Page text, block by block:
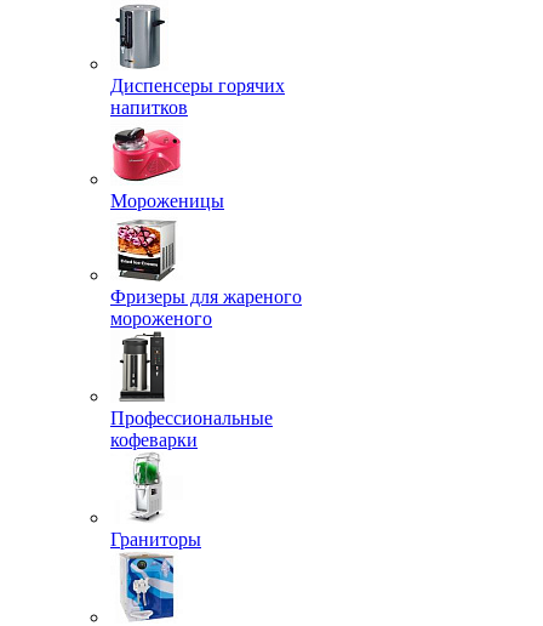
Диспенсеры горячих
напитков
Мороженицы
Фризеры для жареного
мороженого
Профессиональные
кофеварки
Граниторы